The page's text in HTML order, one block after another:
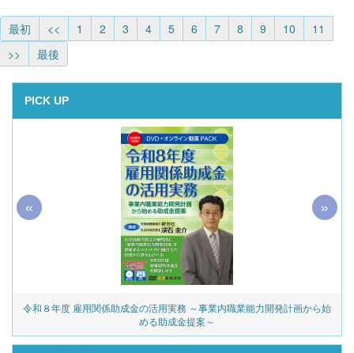
最初 << 1 2 3 4 5 6 7 8 9 10
11
>>
最後
PICK UP
令和８年度 雇用関係助成金の活用実務 ～事業内職業能力開発計画から始
める助成金提案～
« »